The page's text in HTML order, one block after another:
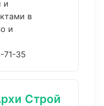
и
в
и
71-35
Строй